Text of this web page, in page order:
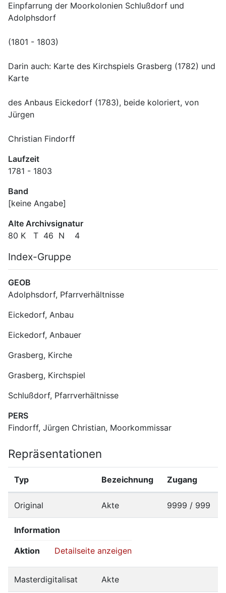
Einpfarrung der Moorkolonien Schlußdorf und
Darin auch: Karte des Kirchspiels Grasberg (1782) und
des Anbaus Eickedorf (1783), beide koloriert, von
Christian Findorff
Laufzeit
1781 - 1803
Band
[keine Angabe]
Alte Archivsignatur
80 K   T  46  N    4
Index-Gruppe
GEOB
Adolphsdorf, Pfarrverhältnisse
Eickedorf, Anbau
Eickedorf, Anbauer
Grasberg, Kirche
Grasberg, Kirchspiel
Schlußdorf, Pfarrverhältnisse
PERS
Findorff, Jürgen Christian, Moorkommissar
Repräsentationen
Typ Bezeichnung Zugang
Original Akte 9999 / 999
Information
Aktion Detailseite anzeigen
Masterdigitalisat Akte